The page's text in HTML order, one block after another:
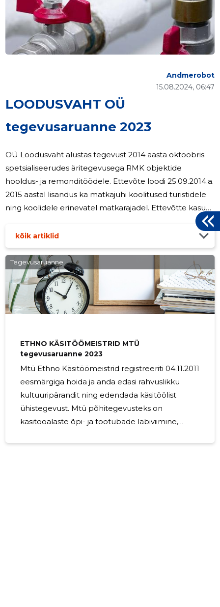
LOODUSVAHT OÜ
tegevusaruanne 2023
15.08.2024, 06:47
Andmerobot
OÜ Loodusvaht alustas tegevust 2014 aasta oktoobris
spetsialiseerudes äritegevusega RMK objektide
hooldus- ja remonditöödele. Ettevõte loodi 25.09.2014.a.
2015 aastal lisandus ka matkajuhi koolitused turistidele
ning koolidele erinevatel matkarajadel. Ettevõtte kasum
rentaabluseks 22,1 %. Ettevõtte kasum seisuga 2016 oli
1742 eurot, mis teeb rentaabluseks 19,4 %. Ettevõtte
kahjum seisuga 2017 oli 323 eurot Ettevõtte kahjum
seisuga 2018 oli 919 eurot Ettevõte jätkas 2019 aastal
kahjumiga summas 1407. 2020 aasta lõpetas ettevõte
kahjumiga 1260
kõik artiklid
Tegevusaruanne
ETHNO KÄSITÖÖMEISTRID MTÜ
tegevusaruanne 2023
Mtü Ethno Käsitöömeistrid registreeriti 04.11.2011
eesmärgiga hoida ja anda edasi rahvuslikku
kultuuripärandit ning edendada käsitöölist
ühistegevust. Mtü põhitegevusteks on
käsitööalaste õpi- ja töötubade läbiviimine,